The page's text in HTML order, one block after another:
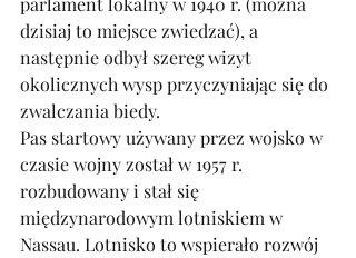
dzisiaj to miejsce zwiedzać), a
następnie odbył szereg wizyt
okolicznych wysp przyczyniając się do
zwalczania biedy.
Pas startowy używany przez wojsko w
czasie wojny został w 1957 r.
rozbudowany i stał się
międzynarodowym lotniskiem w
Nassau. Lotnisko to wspierało rozwój